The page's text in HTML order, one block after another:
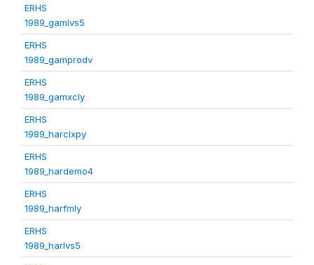
ERHS
1989_gamlvs5
ERHS
1989_gamprodv
ERHS
1989_gamxcly
ERHS
1989_harclxpy
ERHS
1989_hardemo4
ERHS
1989_harfmly
ERHS
1989_harlvs5